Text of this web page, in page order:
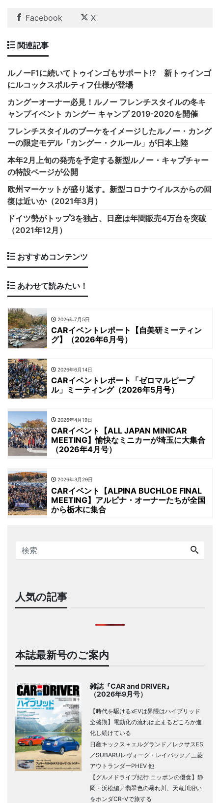
Facebook X
関連記事
ルノーF1に続いてトゥインゴもサポート!? 新トゥインゴ
にルコックスポルティフ仕様が登場
カングーオーナー必見！ルノー フレンチスタイルの冬キ
ャンプイベント カングー キャンプ 2019-2020を開催
フレンチスタイルのブーケをイメージしたルノー・カング
ーの限定モデル「カングー・クルール」が日本上陸
本年2月上旬の発売を予定する新型ルノー・キャプチャー
の特設ページが公開
欧州マーケットが盛り返す。新型コロナウイルスからの回
復は近いか（2021年3月）
ドイツ勢がトップ3を独占、日産は年間販売4万台を突破
（2021年12月）
おすすめコンテンツ
あわせて読みたい！
2026年7月5日
CARイベントレポート【自美研ミーティン
グ】（2026年6月号）
2026年6月14日
CARイベントレポート「ゼロマルピープ
ル」ミーティング（2026年5月号）
2026年4月19日
CARイベント【ALL JAPAN MINICAR
MEETING】愉快なミニカーが埼玉に大集合
（2026年4月号）
2026年3月29日
CARイベント【ALPINA BUCHLOE FINAL
MEETING】アルピナ・オーナーたちが全国
から栃木に集合
人気の記事
本誌最新号のご案内
雑誌『CAR and DRIVER』
（2026年9月号）
【時代を駆けるxEVは界隈はハイブリッド
全盛期】電動化の流れは止まるどころか進
化し続けている
日産キックス＋エルグランド／レクサスES
／SUBARUレヴォーグ・レイバック／三菱
アウトランダーPHEV 他
【グルメドライブ紀行 ニッポンの優食】静
岡・浜松編／翡翠色の暴れ川、天竜川沿い
をホンダCR-Vで旅する